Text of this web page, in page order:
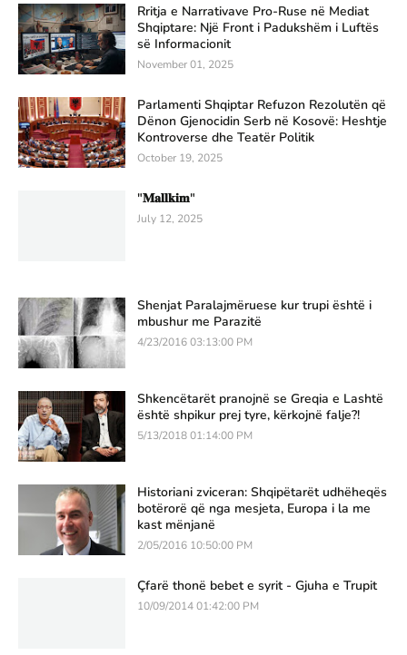
Rritja e Narrativave Pro-Ruse në Mediat
Shqiptare: Një Front i Padukshëm i Luftës
së Informacionit
November 01, 2025
Parlamenti Shqiptar Refuzon Rezolutën që
Dënon Gjenocidin Serb në Kosovë: Heshtje
Kontroverse dhe Teatër Politik
October 19, 2025
"𝐌𝐚𝐥𝐥𝐤𝐢𝐦"
July 12, 2025
Shenjat Paralajmëruese kur trupi është i
mbushur me Parazitë
4/23/2016 03:13:00 PM
Shkencëtarët pranojnë se Greqia e Lashtë
është shpikur prej tyre, kërkojnë falje?!
5/13/2018 01:14:00 PM
Historiani zviceran: Shqipëtarët udhëheqës
botërorë që nga mesjeta, Europa i la me
kast mënjanë
2/05/2016 10:50:00 PM
Çfarë thonë bebet e syrit - Gjuha e Trupit
10/09/2014 01:42:00 PM